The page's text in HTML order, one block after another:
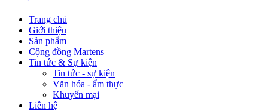
Trang chủ
Giới thiệu
Sản phẩm
Cộng đồng Martens
Tin tức & Sự kiện
Tin tức - sự kiện
Văn hóa - ẩm thực
Khuyến mại
Liên hệ